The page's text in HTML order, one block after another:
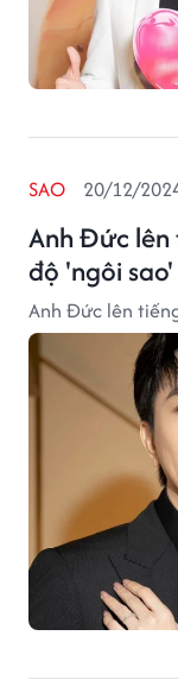
Anh Đức lên
độ 'ngôi sao'
SAO 20/12/
Anh Đức lên